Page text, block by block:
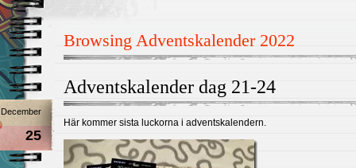
Browsing Adventskalender 2022
Adventskalender dag 21-24
December
25
Här kommer sista luckorna i adventskalendern.